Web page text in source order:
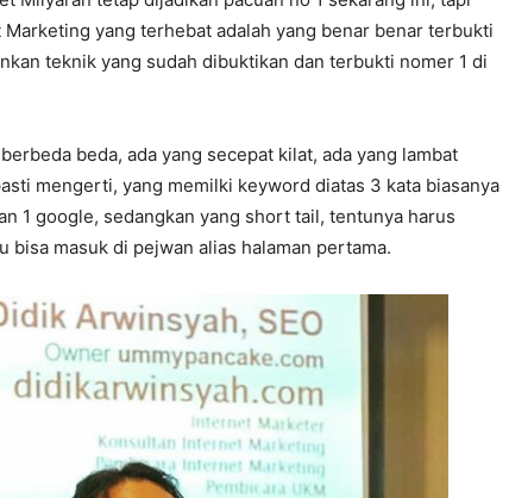
yang terhebat adalah yang benar benar terbukti
teknik yang sudah dibuktikan dan terbukti nomer 1 di
beda, ada yang secepat kilat, ada yang lambat
mengerti, yang memilki keyword diatas 3 kata biasanya
1 google, sedangkan yang short tail, tentunya harus
bisa masuk di pejwan alias halaman pertama.